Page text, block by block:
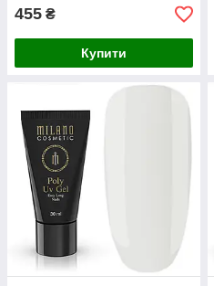
455 ₴
Купити